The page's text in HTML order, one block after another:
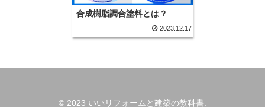
合成樹脂調合塗料とは？
2023.12.17
© 2023 いいリフォームと建築の教科書.